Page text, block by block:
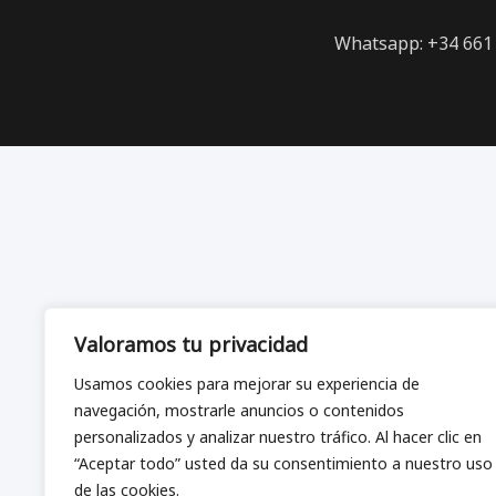
Valoramos tu privacidad
Usamos cookies para mejorar su experiencia de
navegación, mostrarle anuncios o contenidos
personalizados y analizar nuestro tráfico. Al hacer clic en
“Aceptar todo” usted da su consentimiento a nuestro uso
de las cookies.
Whatsapp: +34